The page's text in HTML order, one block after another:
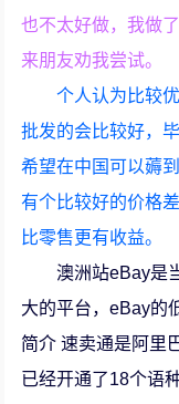
也不太好做，我做
来朋友劝我尝试。
个人认为比较
批发的会比较好，
希望在中国可以薅
有个比较好的价格
比零售更有收益。
澳洲站eBay是
大的平台，eBay的
简介 速卖通是阿里
已经开通了18个语